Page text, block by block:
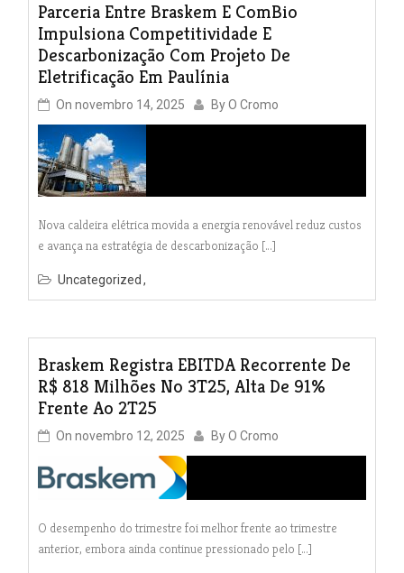
Parceria Entre Braskem E ComBio
Impulsiona Competitividade E
Descarbonização Com Projeto De
Eletrificação Em Paulínia
On novembro 14, 2025 ByO Cromo
Nova caldeira elétrica movida a energia renovável reduz custos
e avança na estratégia de descarbonização […]
Uncategorized
Braskem Registra EBITDA Recorrente De
R$ 818 Milhões No 3T25, Alta De 91%
Frente Ao 2T25
On novembro 12, 2025 ByO Cromo
O desempenho do trimestre foi melhor frente ao trimestre
anterior, embora ainda continue pressionado pelo […]